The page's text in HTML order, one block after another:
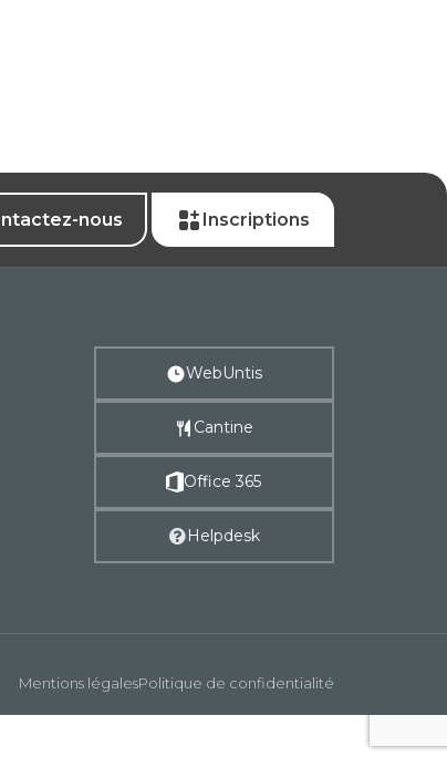
nous Inscriptions
WebUntis
Cantine
Office 365
Helpdesk
Mentions légalesPolitique de confidentialité